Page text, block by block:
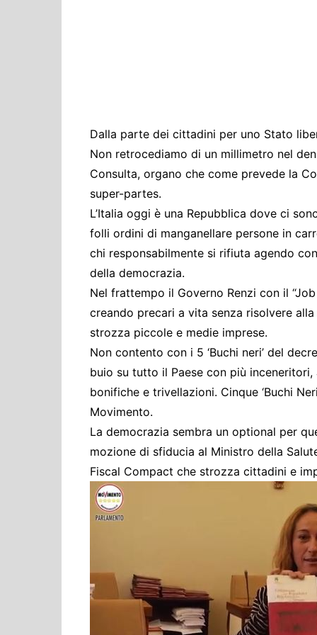
Politiche europee
Dalla parte dei cittadini per uno Stato
Non retrocediamo di un millimetro nel
Consulta, organo che come prevede la
super-partes.
L’Italia oggi è una Repubblica dove ci
folli ordini di manganellare persone in
chi responsabilmente si rifiuta agendo
della democrazia.
Nel frattempo il Governo Renzi con il
creando precari a vita senza risolvere
strozza piccole e medie imprese.
Non contento con i 5 ‘Buchi neri’ del
buio su tutto il Paese con più
bonifiche e trivellazioni. Cinque ‘Buchi
Movimento.
La democrazia sembra un optional per
mozione di sfiducia al Ministro della
Fiscal Compact che strozza cittadini e